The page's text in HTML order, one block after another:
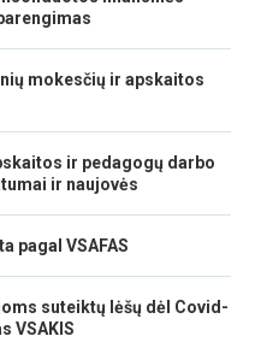
mokesčių ir apskaitos
ir pedagogų darbo
ir naujovės
pagal VSAFAS
suteiktų lėšų dėl Covid-
VSAKIS